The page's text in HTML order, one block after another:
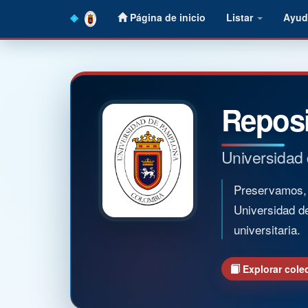
Página de inicio Listar
Universidad
universitaria.
Explorar